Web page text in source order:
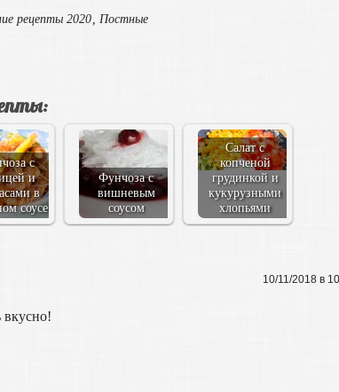
рецепты 2020,Постные
с
и
в
соусе
Фунчоза с
вишневым
соусом
Салат с
копченой
грудинкой и
кукурузными
хлопьями
10/11/2018 в